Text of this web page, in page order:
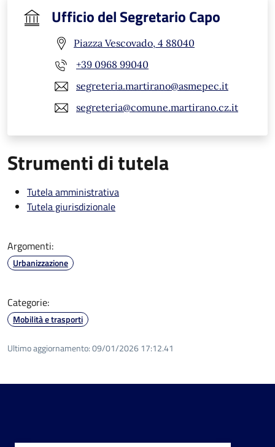
Ufficio del Segretario Capo
Piazza Vescovado, 4 88040
+39 0968 99040
segreteria.martirano@asmepec.it
segreteria@comune.martirano.cz.it
Strumenti di tutela
Tutela amministrativa
Tutela giurisdizionale
Argomenti:
Urbanizzazione
Categorie:
Mobilità e trasporti
Ultimo aggiornamento:09/01/2026 17:12.41